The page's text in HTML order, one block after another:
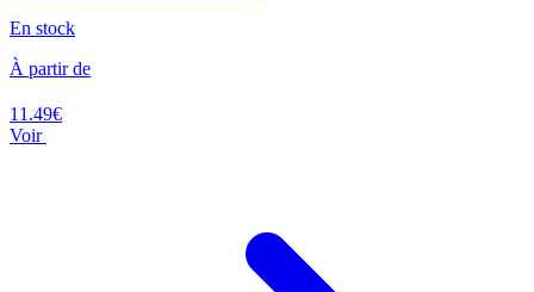
En stock
À partir de
11.49€
Voir